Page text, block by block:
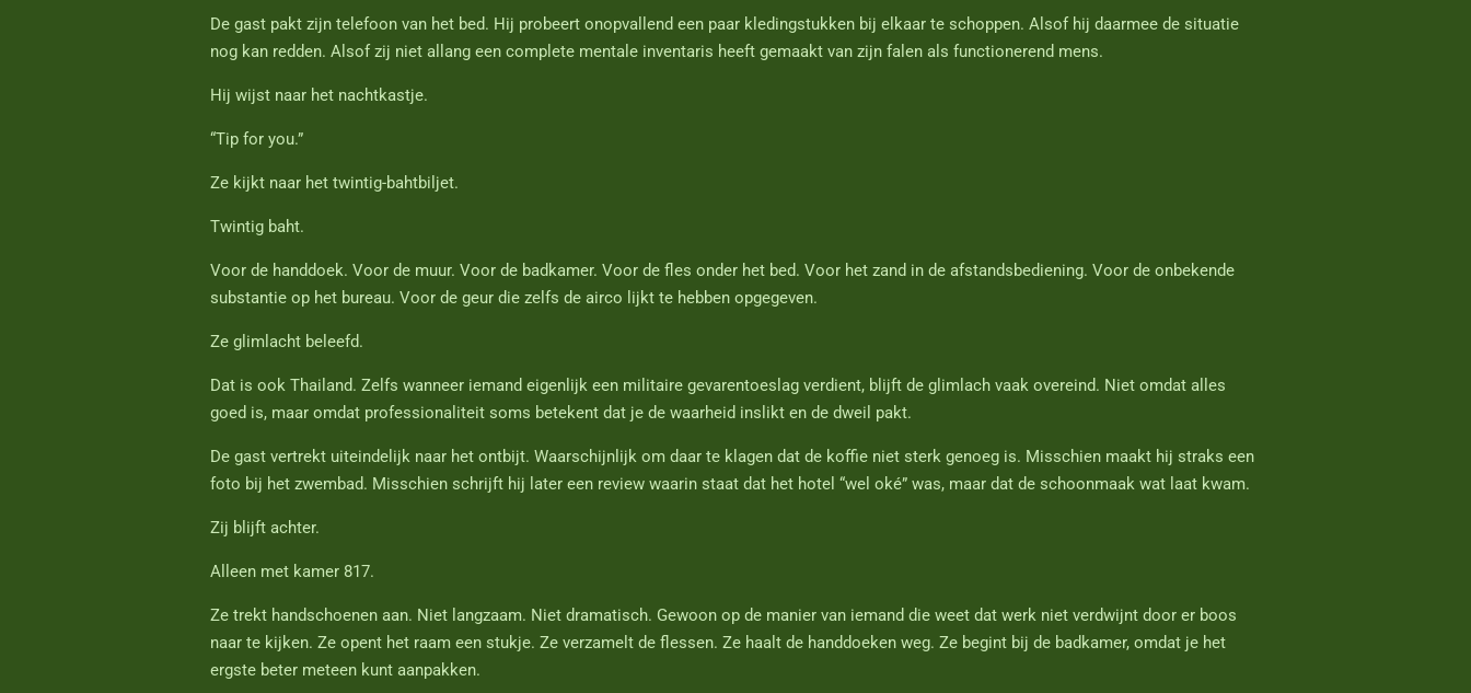
De gast pakt zijn telefoon van het bed. Hij probeert onopvallend een paar kledingstukken bij elkaar te schoppen. Alsof hij daarmee de situatie
nog kan redden. Alsof zij niet allang een complete mentale inventaris heeft gemaakt van zijn falen als functionerend mens.
Hij wijst naar het nachtkastje.
“Tip for you.”
Ze kijkt naar het twintig-bahtbiljet.
Twintig baht.
Voor de handdoek. Voor de muur. Voor de badkamer. Voor de fles onder het bed. Voor het zand in de afstandsbediening. Voor de onbekende
substantie op het bureau. Voor de geur die zelfs de airco lijkt te hebben opgegeven.
Ze glimlacht beleefd.
Dat is ook Thailand. Zelfs wanneer iemand eigenlijk een militaire gevarentoeslag verdient, blijft de glimlach vaak overeind. Niet omdat alles
goed is, maar omdat professionaliteit soms betekent dat je de waarheid inslikt en de dweil pakt.
De gast vertrekt uiteindelijk naar het ontbijt. Waarschijnlijk om daar te klagen dat de koffie niet sterk genoeg is. Misschien maakt hij straks een
foto bij het zwembad. Misschien schrijft hij later een review waarin staat dat het hotel “wel oké” was, maar dat de schoonmaak wat laat kwam.
Zij blijft achter.
Alleen met kamer 817.
Ze trekt handschoenen aan. Niet langzaam. Niet dramatisch. Gewoon op de manier van iemand die weet dat werk niet verdwijnt door er boos
naar te kijken. Ze opent het raam een stukje. Ze verzamelt de flessen. Ze haalt de handdoeken weg. Ze begint bij de badkamer, omdat je het
ergste beter meteen kunt aanpakken.